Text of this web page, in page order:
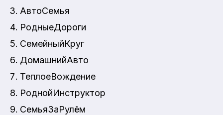
АвтоСемья
РодныеДороги
СемейныйКруг
ДомашнийАвто
ТеплоеВождение
РоднойИнструктор
СемьяЗаРулём